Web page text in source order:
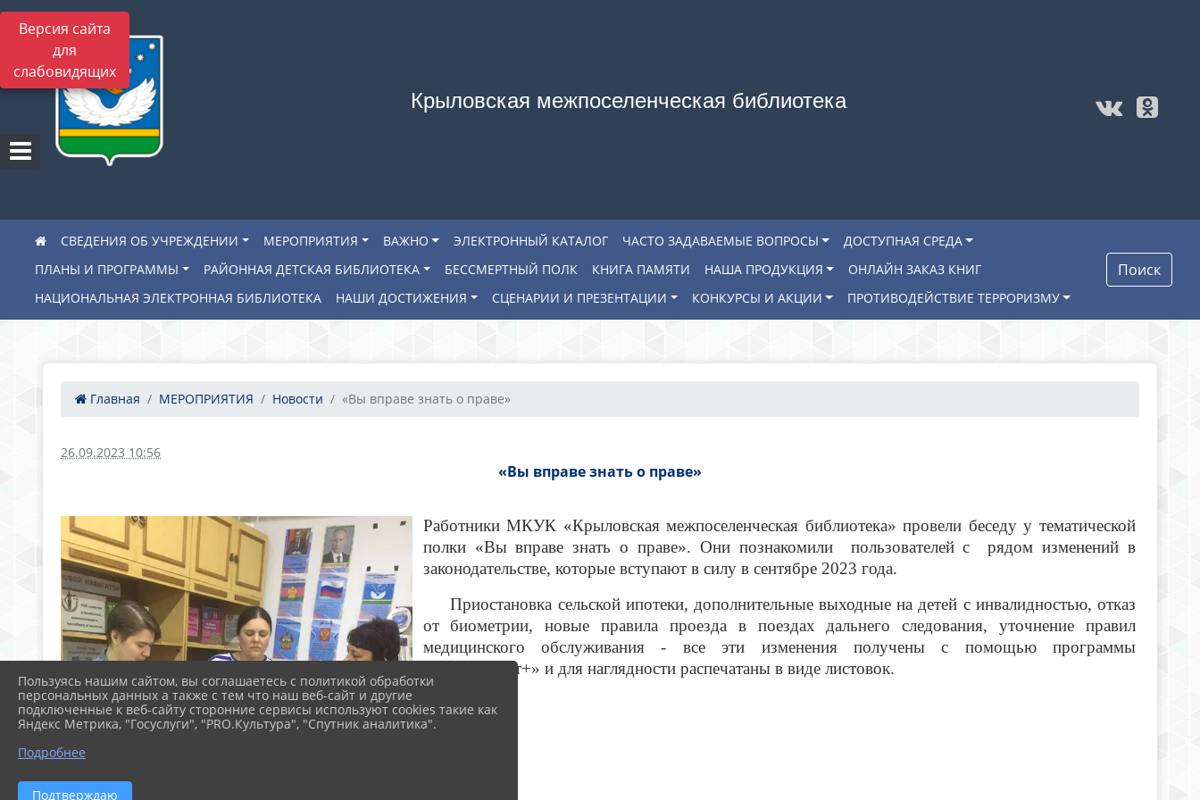
Версия сайта
для
слабовидящих
Крыловская межпоселенческая библиотека
СВЕДЕНИЯ ОБ УЧРЕЖДЕНИИ МЕРОПРИЯТИЯ ВАЖНО ЭЛЕКТРОННЫЙ КАТАЛОГ ЧАСТО ЗАДАВАЕМЫЕ ВОПРОСЫ
ДОСТУПНАЯ СРЕДА
ПЛАНЫ И ПРОГРАММЫ
РАЙОННАЯ ДЕТСКАЯ БИБЛИОТЕКА БЕССМЕРТНЫЙ ПОЛК КНИГА ПАМЯТИ НАША ПРОДУКЦИЯ
ОНЛАЙН ЗАКАЗ КНИГ
НАЦИОНАЛЬНАЯ ЭЛЕКТРОННАЯ БИБЛИОТЕКА
НАШИ ДОСТИЖЕНИЯ СЦЕНАРИИ И ПРЕЗЕНТАЦИИ КОНКУРСЫ И АКЦИИ ПРОТИВОДЕЙСТВИЕ ТЕРРОРИЗМУ
Поиск
Главная МЕРОПРИЯТИЯ Новости «Вы вправе знать о праве»
26.09.2023 10:56
«Вы вправе знать о праве»
Работники МКУК «Крыловская межпоселенческая библиотека» провели беседу у тематической
полки «Вы вправе знать о праве». Они познакомили пользователей с рядом изменений в
законодательстве, которые вступают в силу в сентябре 2023 года.
Приостановка сельской ипотеки, дополнительные выходные на детей с инвалидностью, отказ
от биометрии, новые правила проезда в поездах дальнего следования, уточнение правил
медицинского обслуживания - все эти изменения получены с помощью программы
«Консультант+» и для наглядности распечатаны в виде листовок.
Пользуясь нашим сайтом, вы соглашаетесь с политикой обработки
персональных данных а также с тем что наш веб-сайт и другие
подключенные к веб-сайту сторонние сервисы используют cookies такие как
Яндекс Метрика, "Госуслуги", "PRO.Культура", "Спутник аналитика".
Подробнее
Подтверждаю